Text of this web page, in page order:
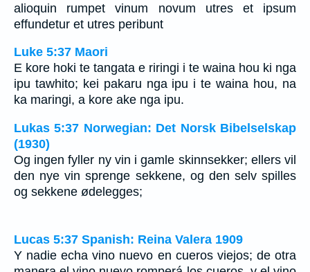
alioquin rumpet vinum novum utres et ipsum
effundetur et utres peribunt
Luke 5:37 Maori
E kore hoki te tangata e riringi i te waina hou ki nga
ipu tawhito; kei pakaru nga ipu i te waina hou, na
ka maringi, a kore ake nga ipu.
Lukas 5:37 Norwegian: Det Norsk Bibelselskap
(1930)
Og ingen fyller ny vin i gamle skinnsekker; ellers vil
den nye vin sprenge sekkene, og den selv spilles
og sekkene ødelegges;
Lucas 5:37 Spanish: Reina Valera 1909
Y nadie echa vino nuevo en cueros viejos; de otra